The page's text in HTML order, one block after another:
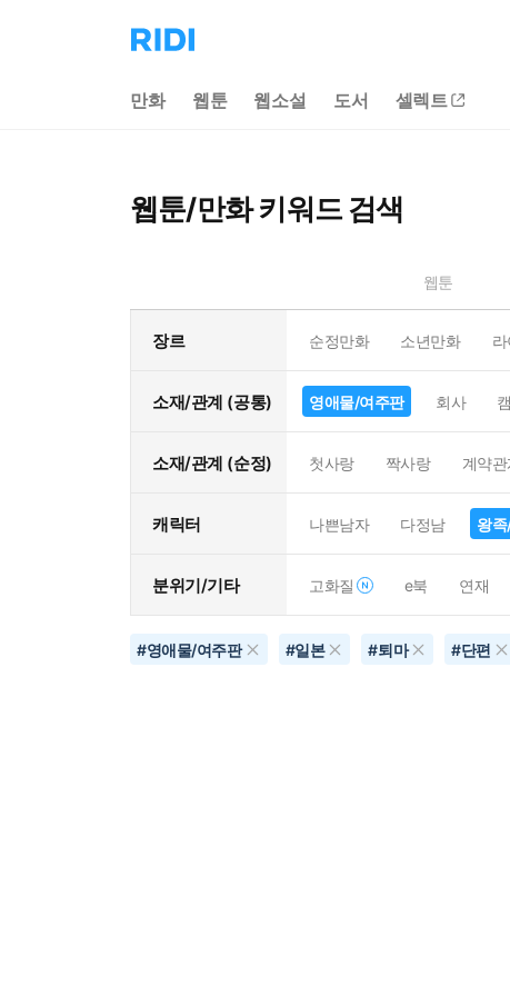
리
디
으
만화 웹툰 웹소설 도서 셀렉트
웹툰/만화 키워드 검색
웹툰
장르 순정만화 소년만화
소재/관계 (공통) 영애물/여주판 회사
소재/관계 (순정) 첫사랑 짝사랑 계약관
캐릭터 나쁜남자 다정남 왕
분위기/기타 고화질 e북 연재
#영애물/여주판 #일본 #퇴마 #단편